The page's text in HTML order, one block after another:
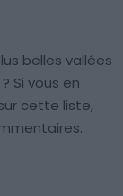
belles vallées
Si vous en
cette liste,